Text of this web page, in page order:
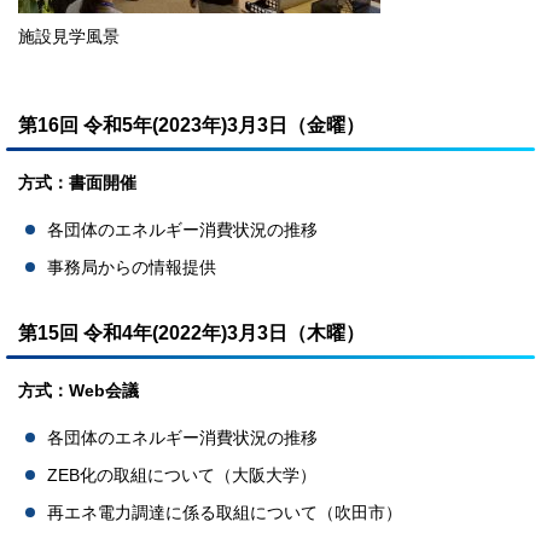
施設見学風景
第16回 令和5年(2023年)3月3日（金曜）
方式：書面開催
各団体のエネルギー消費状況の推移
事務局からの情報提供
第15回 令和4年(2022年)3月3日（木曜）
方式：Web会議
各団体のエネルギー消費状況の推移
ZEB化の取組について（大阪大学）
再エネ電力調達に係る取組について（吹田市）